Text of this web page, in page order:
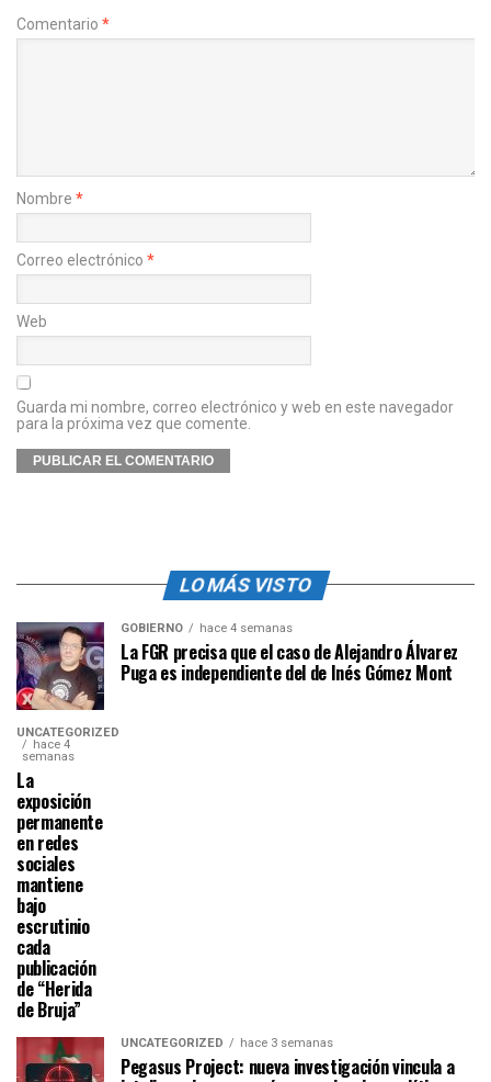
Comentario *
Nombre *
Correo electrónico *
Web
Guarda mi nombre, correo electrónico y web en este navegador
para la próxima vez que comente.
LO MÁS VISTO
GOBIERNO hace 4 semanas
La FGR precisa que el caso de Alejandro Álvarez
Puga es independiente del de Inés Gómez Mont
UNCATEGORIZED
hace 4
semanas
La
exposición
permanente
en redes
sociales
mantiene
bajo
escrutinio
cada
publicación
de “Herida
de Bruja”
UNCATEGORIZED hace 3 semanas
Pegasus Project: nueva investigación vincula a